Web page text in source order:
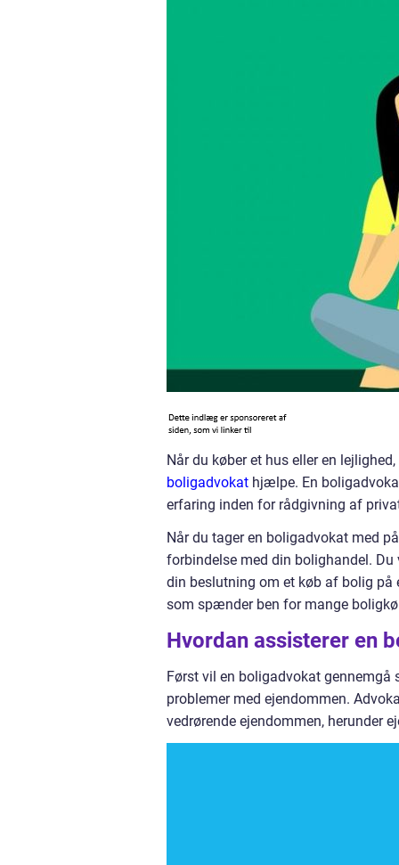
Når du køber et hus eller en
boligadvokat hjælpe. En
erfaring inden for rådgivning af
Når du tager en boligadvokat med
forbindelse med din bolighandel.
din beslutning om et køb af bolig på
som spænder ben for mange
Hvordan assisterer en
Først vil en boligadvokat gennemgå
problemer med ejendommen.
vedrørende ejendommen, herunder